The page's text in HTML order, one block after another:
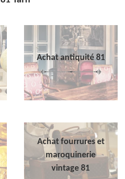
Achat antiquité 81
Achat fourrures et
maroquinerie
vintage 81